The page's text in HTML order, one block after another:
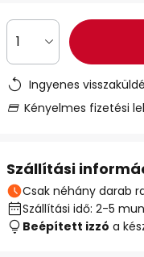
1
Ingyenes
Kényelmes fizetési
Szállítási
Csak néhány darab
Szállítási idő: 2-5
Beépített izzó a